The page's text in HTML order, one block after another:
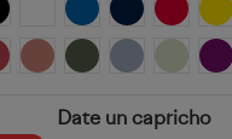
NEGRO BLANCOROYAL MARINOROJO
ROJO CRISANTEMO
NARANJA CLAY
VERDE AVENTURA
AZUL ZENVERDE
Date un capricho